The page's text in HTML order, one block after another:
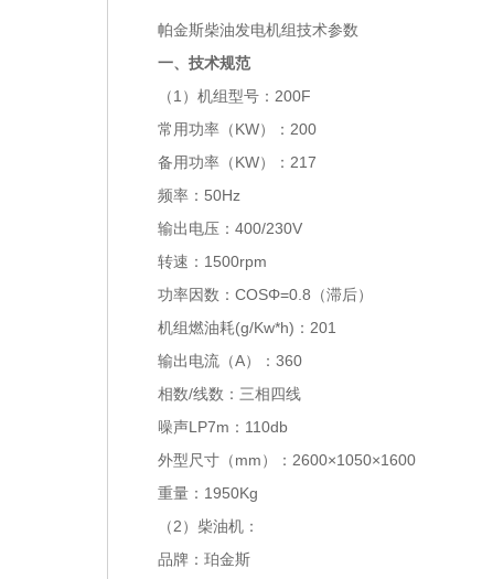
帕金斯柴油发电机组技术参数
一、技术规范
（1）机组型号：200F
常用功率（KW）：200
备用功率（KW）：217
频率：50Hz
输出电压：400/230V
转速：1500rpm
功率因数：COSΦ=0.8（滞后）
机组燃油耗(g/Kw*h)：201
输出电流（A）：360
相数/线数：三相四线
噪声LP7m：110db
外型尺寸（mm）：2600×1050×1600
重量：1950Kg
（2）柴油机：
品牌：珀金斯